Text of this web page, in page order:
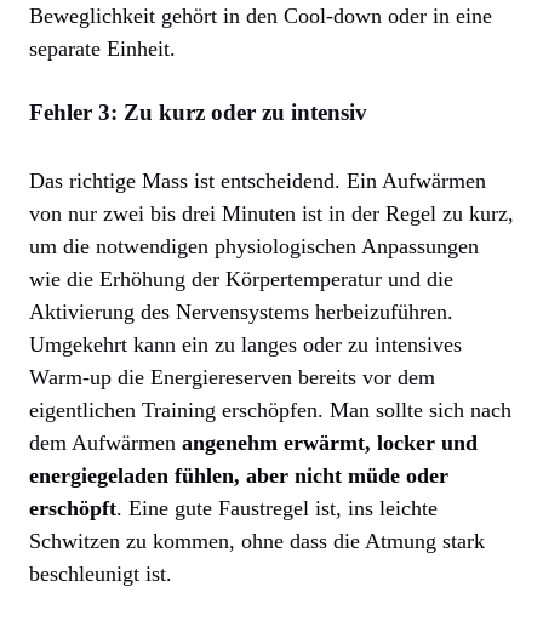
Beweglichkeit gehört in den Cool-down oder in eine
separate Einheit.
Fehler 3: Zu kurz oder zu intensiv
Das richtige Mass ist entscheidend. Ein Aufwärmen
von nur zwei bis drei Minuten ist in der Regel zu kurz,
um die notwendigen physiologischen Anpassungen
wie die Erhöhung der Körpertemperatur und die
Aktivierung des Nervensystems herbeizuführen.
Umgekehrt kann ein zu langes oder zu intensives
Warm-up die Energiereserven bereits vor dem
eigentlichen Training erschöpfen. Man sollte sich nach
dem Aufwärmen angenehm erwärmt, locker und
energiegeladen fühlen, aber nicht müde oder
erschöpft. Eine gute Faustregel ist, ins leichte
Schwitzen zu kommen, ohne dass die Atmung stark
beschleunigt ist.